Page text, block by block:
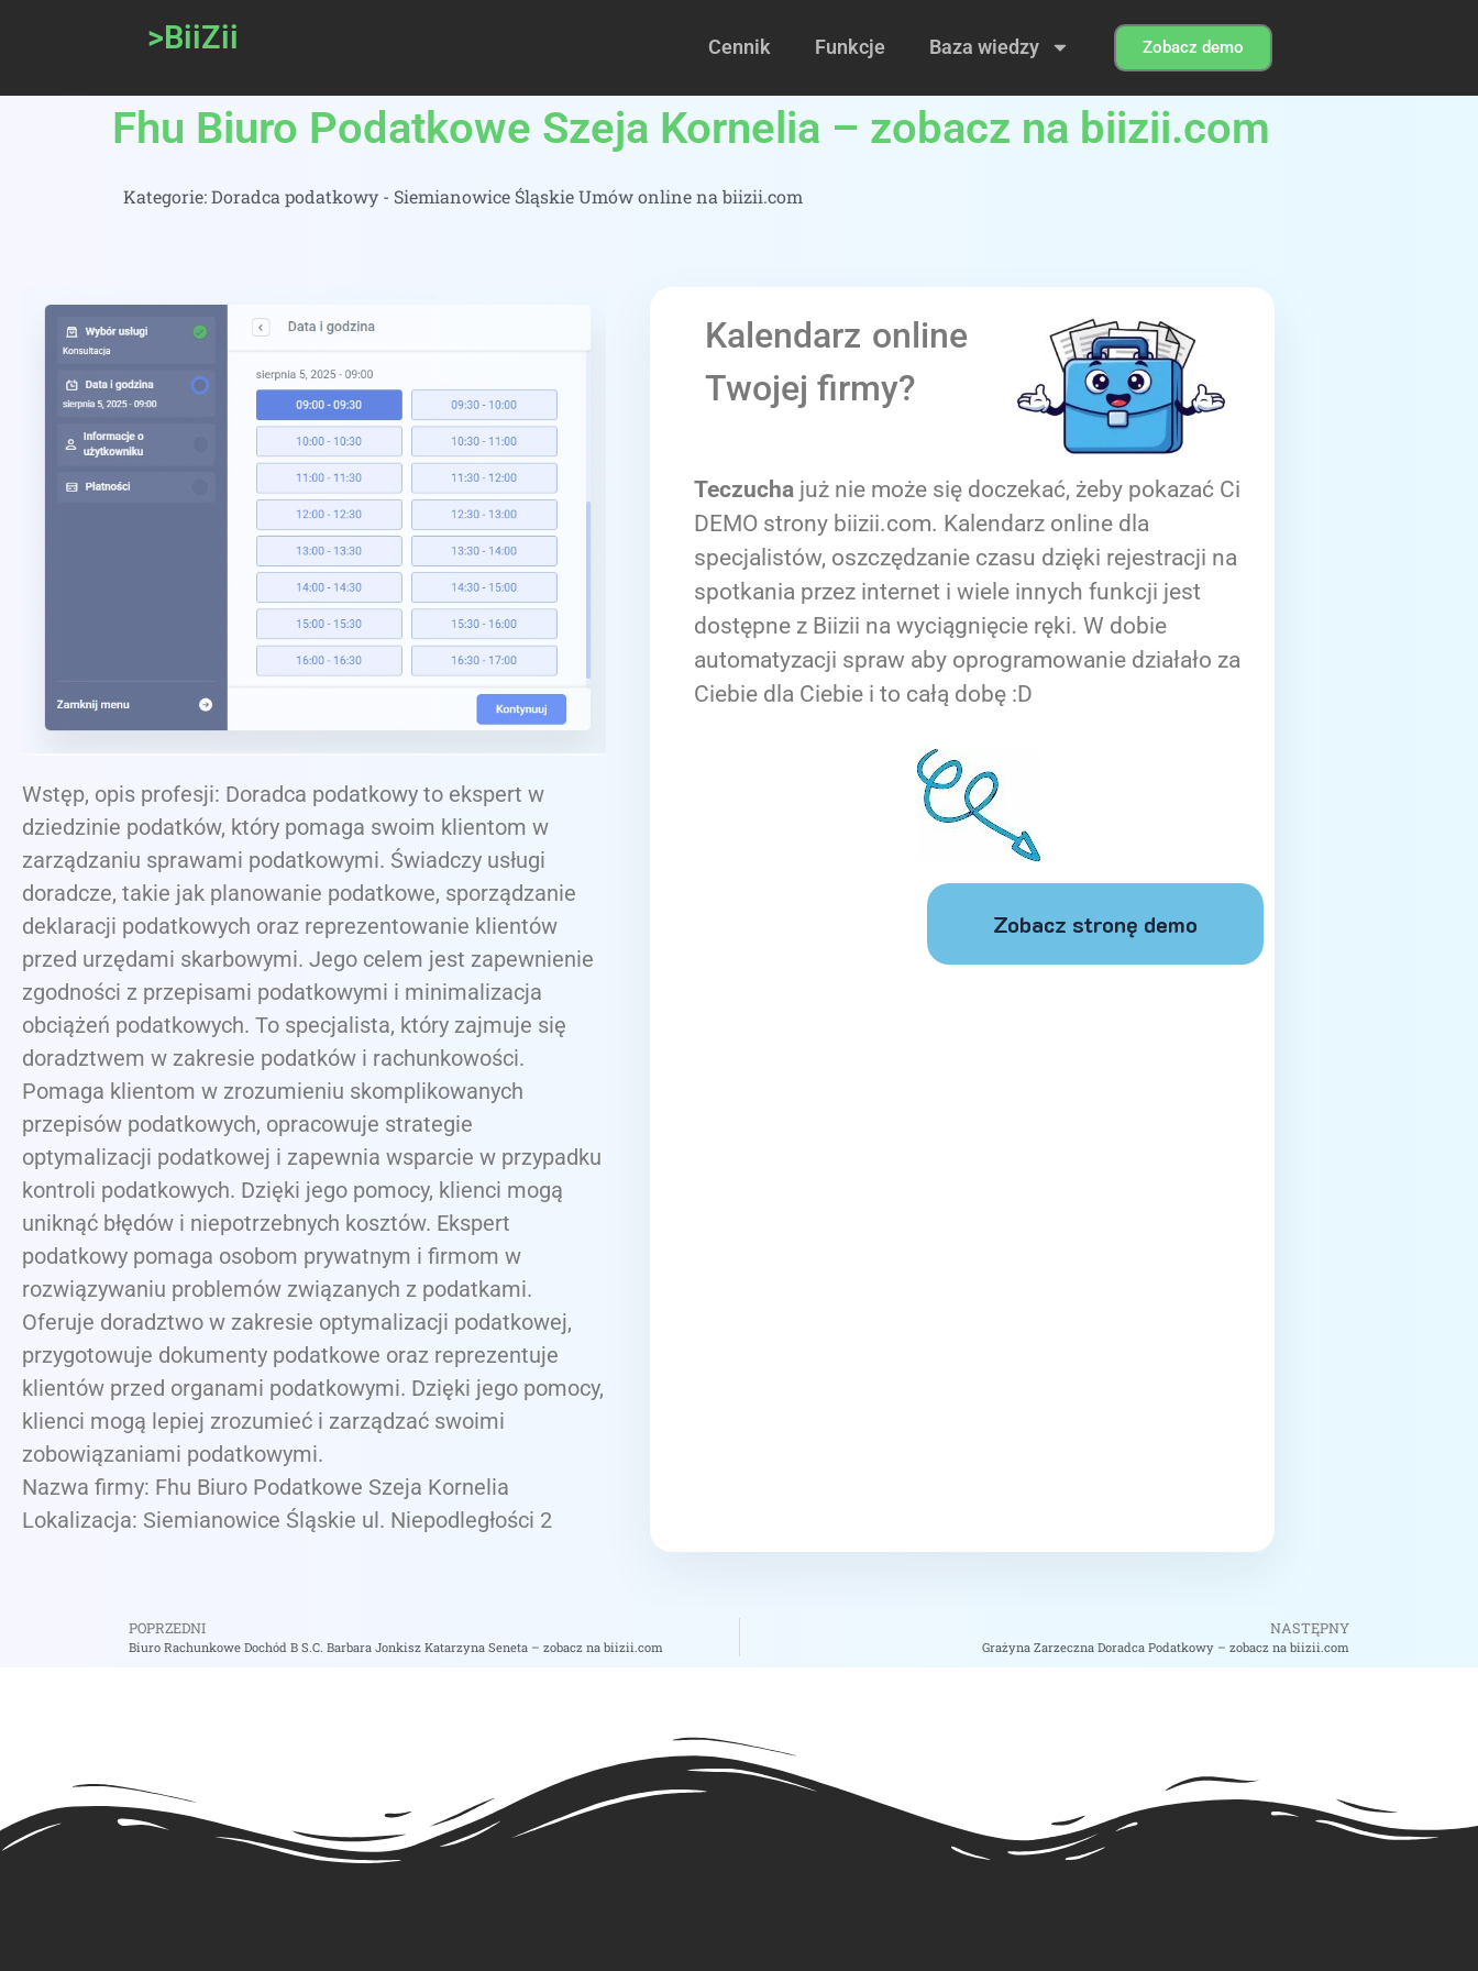
>BiiZii Cennik Funkcje Baza wiedzy Zobacz demo
Fhu Biuro Podatkowe Szeja Kornelia – zobacz na biizii.com
Kategorie:Doradca podatkowy - Siemianowice Śląskie Umów online na biizii.com
Wstęp, opis profesji: Doradca podatkowy to ekspert w
dziedzinie podatków, który pomaga swoim klientom w
zarządzaniu sprawami podatkowymi. Świadczy usługi
doradcze, takie jak planowanie podatkowe, sporządzanie
deklaracji podatkowych oraz reprezentowanie klientów
przed urzędami skarbowymi. Jego celem jest zapewnienie
zgodności z przepisami podatkowymi i minimalizacja
obciążeń podatkowych. To specjalista, który zajmuje się
doradztwem w zakresie podatków i rachunkowości.
Pomaga klientom w zrozumieniu skomplikowanych
przepisów podatkowych, opracowuje strategie
optymalizacji podatkowej i zapewnia wsparcie w przypadku
kontroli podatkowych. Dzięki jego pomocy, klienci mogą
uniknąć błędów i niepotrzebnych kosztów. Ekspert
podatkowy pomaga osobom prywatnym i firmom w
rozwiązywaniu problemów związanych z podatkami.
Oferuje doradztwo w zakresie optymalizacji podatkowej,
przygotowuje dokumenty podatkowe oraz reprezentuje
klientów przed organami podatkowymi. Dzięki jego pomocy,
klienci mogą lepiej zrozumieć i zarządzać swoimi
zobowiązaniami podatkowymi.
Nazwa firmy: Fhu Biuro Podatkowe Szeja Kornelia
Lokalizacja: Siemianowice Śląskie ul. Niepodległości 2
Kalendarz online
Twojej firmy?
Teczucha już nie może się doczekać, żeby pokazać Ci
DEMO strony biizii.com. Kalendarz online dla
specjalistów, oszczędzanie czasu dzięki rejestracji na
spotkania przez internet i wiele innych funkcji jest
dostępne z Biizii na wyciągnięcie ręki. W dobie
automatyzacji spraw aby oprogramowanie działało za
Ciebie dla Ciebie i to całą dobę :D
Zobacz stronę demo
POPRZEDNI
Biuro Rachunkowe Dochód B S.C. Barbara Jonkisz Katarzyna Seneta – zobacz na biizii.com
NASTĘPNY
Grażyna Zarzeczna Doradca Podatkowy – zobacz na biizii.com